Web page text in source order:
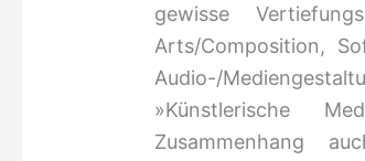
gewisse
Arts/Composition,
Audio-/
»Künstlerische
Zusammenhang